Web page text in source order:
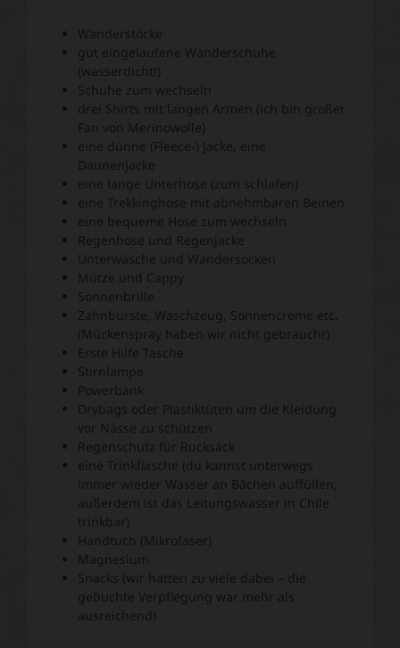
Wanderstöcke
gut eingelaufene Wanderschuhe
(wasserdicht!)
Schuhe zum wechseln
drei Shirts mit langen Armen (ich bin großer
Fan von Merinowolle)
eine dünne (Fleece-) Jacke, eine
Daunenjacke
eine lange Unterhose (zum schlafen)
eine Trekkinghose mit abnehmbaren Beinen
eine bequeme Hose zum wechseln
Regenhose und Regenjacke
Unterwäsche und Wandersocken
Mütze und Cappy
Sonnenbrille
Zahnbürste, Waschzeug, Sonnencreme etc.
(Mückenspray haben wir nicht gebraucht)
Erste Hilfe Tasche
Stirnlampe
Powerbank
Drybags oder Plastiktüten um die Kleidung
vor Nässe zu schützen
Regenschutz für Rucksack
eine Trinkflasche (du kannst unterwegs
immer wieder Wasser an Bächen auffüllen,
außerdem ist das Leitungswasser in Chile
trinkbar)
Handtuch (Mikrofaser)
Magnesium
Snacks (wir hatten zu viele dabei – die
gebuchte Verpflegung war mehr als
ausreichend)